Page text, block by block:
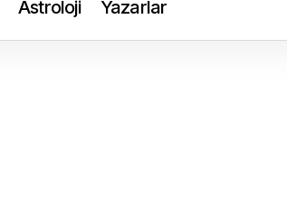
Astroloji Yazarlar